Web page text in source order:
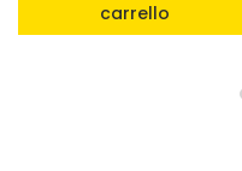
carrello